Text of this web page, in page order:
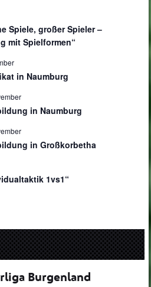
Spiele, großer Spieler –
mit Spielformen“
in Naumburg
in Naumburg
in Großkorbetha
1vs1“